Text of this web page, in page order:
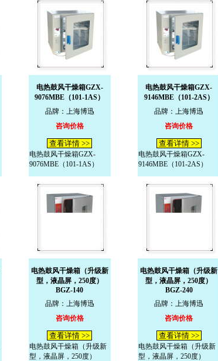
电热鼓风干燥箱GZX-
9076MBE（101-1AS）
品牌：上海博迅
咨询价格
查看详情 >>
电热鼓风干燥箱GZX-
9076MBE（101-1AS）
电热鼓风干燥箱GZX-
9146MBE（101-2AS）
品牌：上海博迅
咨询价格
查看详情 >>
电热鼓风干燥箱GZX-
9146MBE（101-2AS）
电热鼓风干燥箱（升级新
型，液晶屏，250度）
BGZ-140
品牌：上海博迅
咨询价格
查看详情 >>
电热鼓风干燥箱（升级新
型，液晶屏，250度）
电热鼓风干燥箱（升级新
型，液晶屏，250度）
BGZ-240
品牌：上海博迅
咨询价格
查看详情 >>
电热鼓风干燥箱（升级新
型，液晶屏，250度）